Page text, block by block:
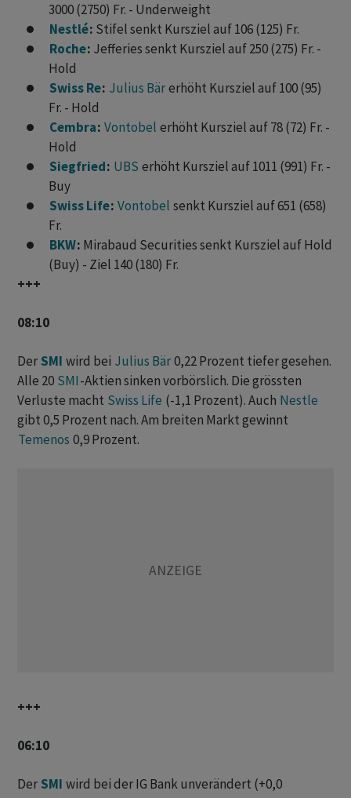
3000 (2750) Fr. - Underweight
Nestlé: Stifel senkt Kursziel auf 106 (125) Fr.
Roche: Jefferies senkt Kursziel auf 250 (275) Fr. -
Hold
Swiss Re: Julius Bärerhöht Kursziel auf 100 (95)
Fr. - Hold
Cembra: Vontobel erhöht Kursziel auf 78 (72) Fr. -
Hold
Siegfried: UBS erhöht Kursziel auf 1011 (991) Fr. -
Buy
Swiss Life: Vontobel senkt Kursziel auf 651 (658)
Fr.
BKW: Mirabaud Securities senkt Kursziel auf Hold
(Buy) - Ziel 140 (180) Fr.
+++
08:10
Der SMI wird bei Julius Bär0,22 Prozent tiefer gesehen.
Alle 20 SMI-Aktien sinken vorbörslich. Die grössten
Verluste macht Swiss Life (-1,1 Prozent). Auch Nestle
gibt 0,5 Prozent nach. Am breiten Markt gewinnt
Temenos 0,9 Prozent.
+++
06:10
Der SMI wird bei der IG Bank unverändert (+0,0